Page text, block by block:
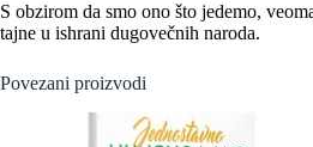
S obzirom da smo ono što jedemo,
tajne u ishrani dugovečnih naroda.
Povezani proizvodi